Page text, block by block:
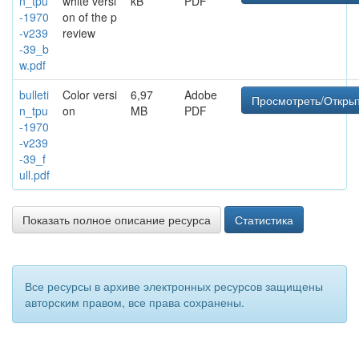
-1970
-v239
-39_b
w.pdf
on of the p
review
bulleti
n_tpu
-1970
-v239
-39_f
ull.pdf
Color versi
on
6,97
MB
Adobe
PDF
Просмотреть/
Показать полное описание ресурса Статистика
Все ресурсы в архиве электронных ресурсов защищены
авторским правом, все права сохранены.